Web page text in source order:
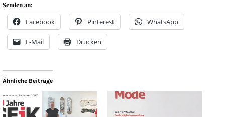
Senden an:
Facebook Pinterest WhatsApp
E-Mail Drucken
Ähnliche Beiträge